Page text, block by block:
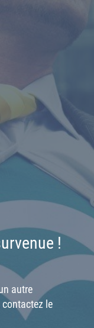
!
autre
contactez le